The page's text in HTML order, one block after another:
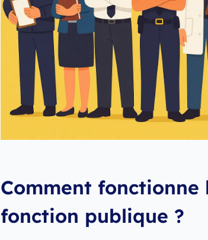
Comment fonctionne
fonction publique ?